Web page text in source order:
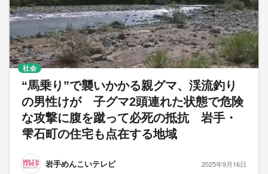
“馬乗り”で襲いかかる親グマ、渓流釣り
の男性けが 子グマ2頭連れた状態で危険
な攻撃に腹を蹴って必死の抵抗 岩手・
雫石町の住宅も点在する地域
岩手めんこいテレビ
社会
2025年9月16日